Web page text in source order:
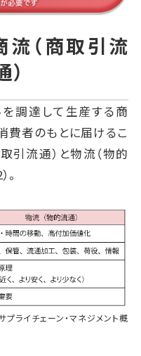
（商取引流
調達して生産する商
費者のもとに届けるこ
引流通）と物流（物的
プライチェーン・マネジメント概